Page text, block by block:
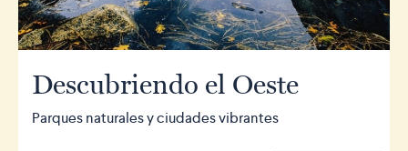
Descubriendo el Oeste
Parques naturales y ciudades vibrantes